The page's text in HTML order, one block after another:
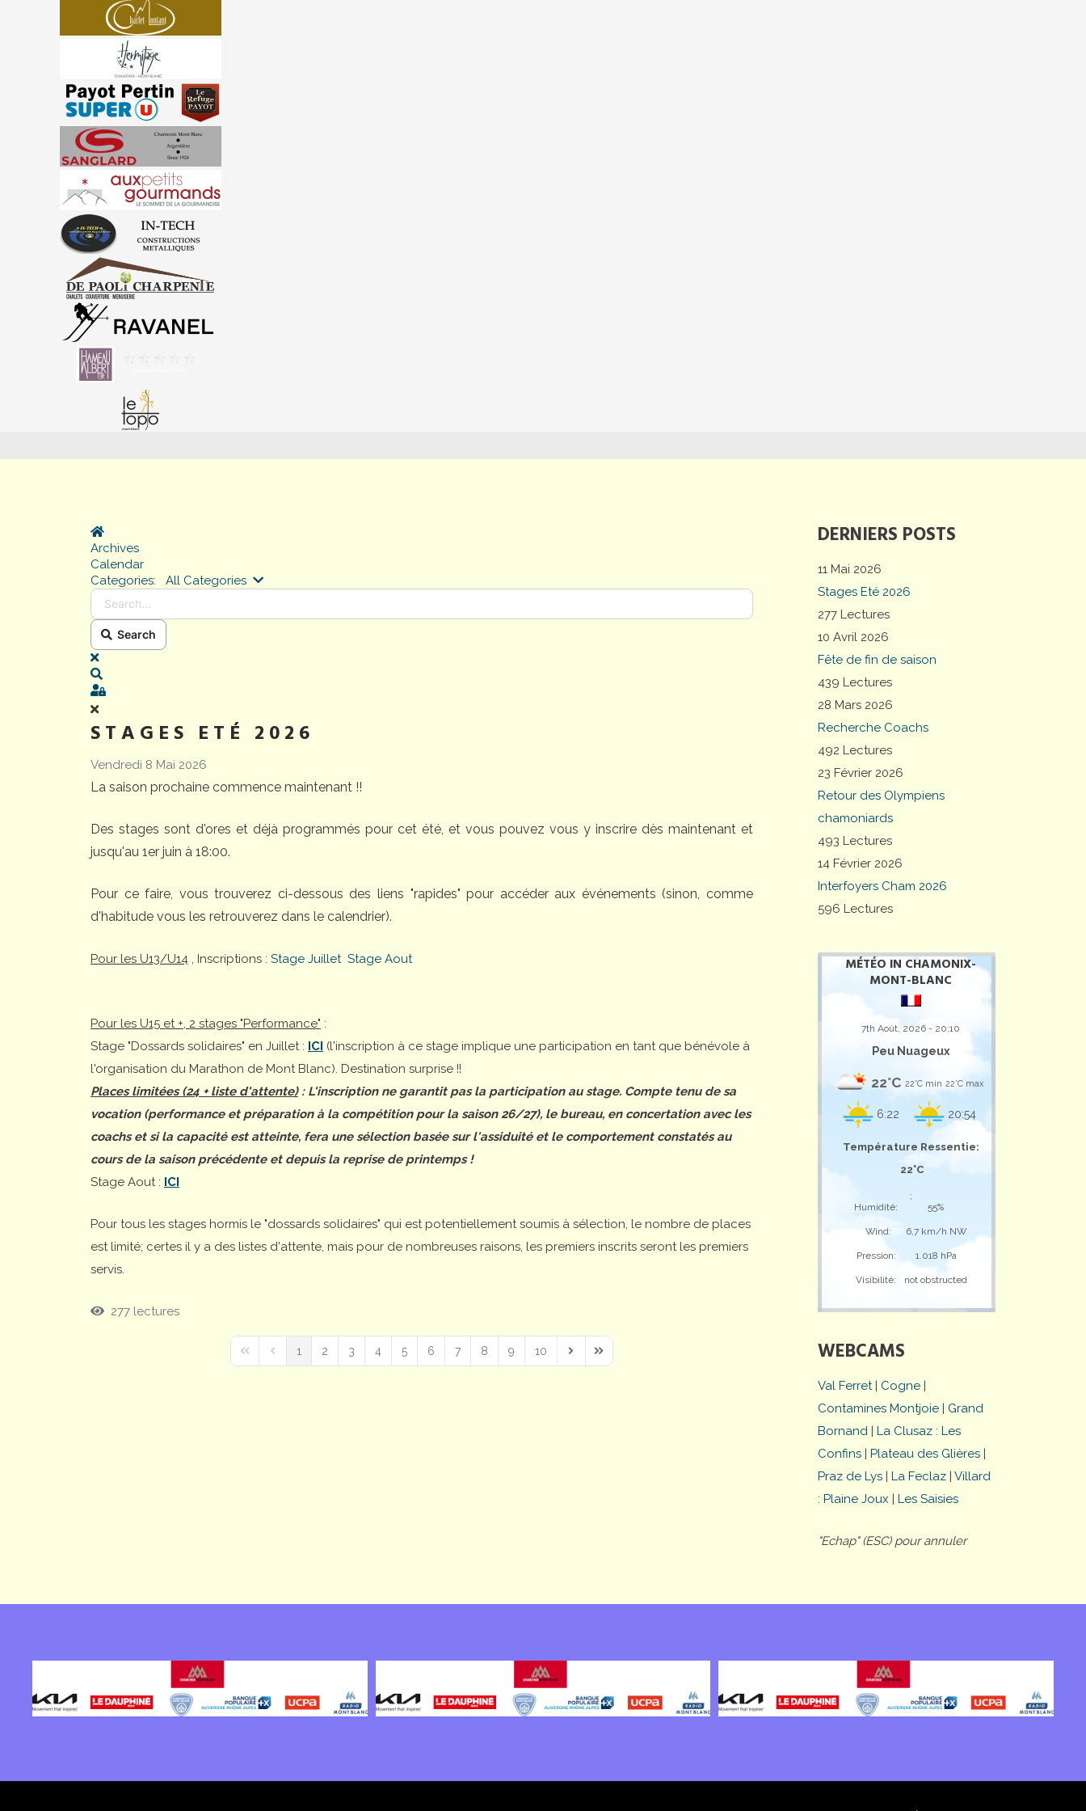
DERNIERS POSTS
11 Mai 2026
Stages Eté 2026
277 Lectures
10 Avril 2026
Fête de fin de saison
439 Lectures
28 Mars 2026
Recherche Coachs
492 Lectures
23 Février 2026
Retour des Olympiens
chamoniards
493 Lectures
14 Février 2026
Interfoyers Cham 2026
596 Lectures
MÉTÉO IN CHAMONIX-
MONT-BLANC
7th Août, 2026 - 20:10
Peu Nuageux
22°C 22°C min 22°C max
6:22 20:54
Température Ressentie:
22°C
;
Humidité:
55%
Wind: 6,7 km/h NW
Pression: 1.018 hPa
Visibilité: not obstructed
WEBCAMS
Val Ferret| Cogne |
Contamines Montjoie | Grand
Bornand | La Clusaz : Les
Confins | Plateau des Glières |
Praz de Lys | La Feclaz | Villard
: Plaine Joux | Les Saisies
"Echap" (ESC) pour annuler
Home
Archives
Calendar
Categories:
All Categories Search...
Search
x
Sign In
STAGES ETÉ 2026
Vendredi 8 Mai 2026
La saison prochaine commence maintenant !!
Des stages sont d'ores et déjà programmés pour cet été, et vous pouvez vous y inscrire dès maintenant et
jusqu'au 1er juin à 18:00.
Pour ce faire, vous trouverez ci-dessous des liens "rapides" pour accéder aux événements (sinon, comme
d'habitude vous les retrouverez dans le calendrier).
Pour les U13/U14 , Inscriptions : Stage Juillet Stage Aout
Pour les U15 et +, 2 stages "Performance" :
Stage "Dossards solidaires" en Juillet : ICI (l'inscription à ce stage implique une participation en tant que bénévole à
l'organisation du Marathon de Mont Blanc). Destination surprise !!
Places limitées (24 + liste d'attente): L'inscription ne garantit pas la participation au stage. Compte tenu de sa
vocation (performance et préparation à la compétition pour la saison 26/27), le bureau, en concertation avec les
coachs et si la capacité est atteinte, fera une sélection basée sur l'assiduité et le comportement constatés au
cours de la saison précédente et depuis la reprise de printemps !
Stage Aout : ICI
Pour tous les stages hormis le "dossards solidaires" qui est potentiellement soumis à sélection, le nombre de places
est limité; certes il y a des listes d'attente, mais pour de nombreuses raisons, les premiers inscrits seront les premiers
servis.
277 lectures
First PagePrevious Page
1 2 3 4 5 6 7 8 9 10
Next PageLast Page